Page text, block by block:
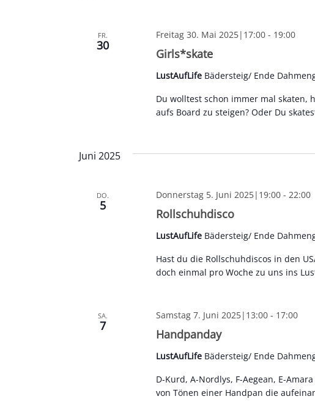
FR.
30
Girls*skate
Freitag 30. Mai 2025|17:00- 19:00
LustAufLife Bädersteig/ Ende
Du wolltest schon immer mal skaten,
aufs Board zu steigen? Oder Du
Juni 2025
DO.
5
Rollschuhdisco
Donnerstag 5. Juni 2025|19:00- 22:00
LustAufLife Bädersteig/ Ende
Hast du die Rollschuhdiscos in den
doch einmal pro Woche zu uns ins
SA.
7
Handpanday
Samstag 7. Juni 2025|13:00- 17:00
LustAufLife Bädersteig/ Ende
D-Kurd, A-Nordlys, F-Aegean, E-
von Tönen einer Handpan die